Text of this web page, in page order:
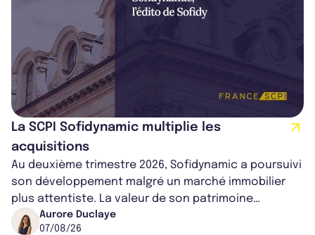
La SCPI Sofidynamic multiplie les
acquisitions
Au deuxième trimestre 2026, Sofidynamic a poursuivi
son développement malgré un marché immobilier
plus attentiste. La valeur de son patrimoine
progresse de 3,8% à périmètre constan...
Aurore Duclaye
07/08/26